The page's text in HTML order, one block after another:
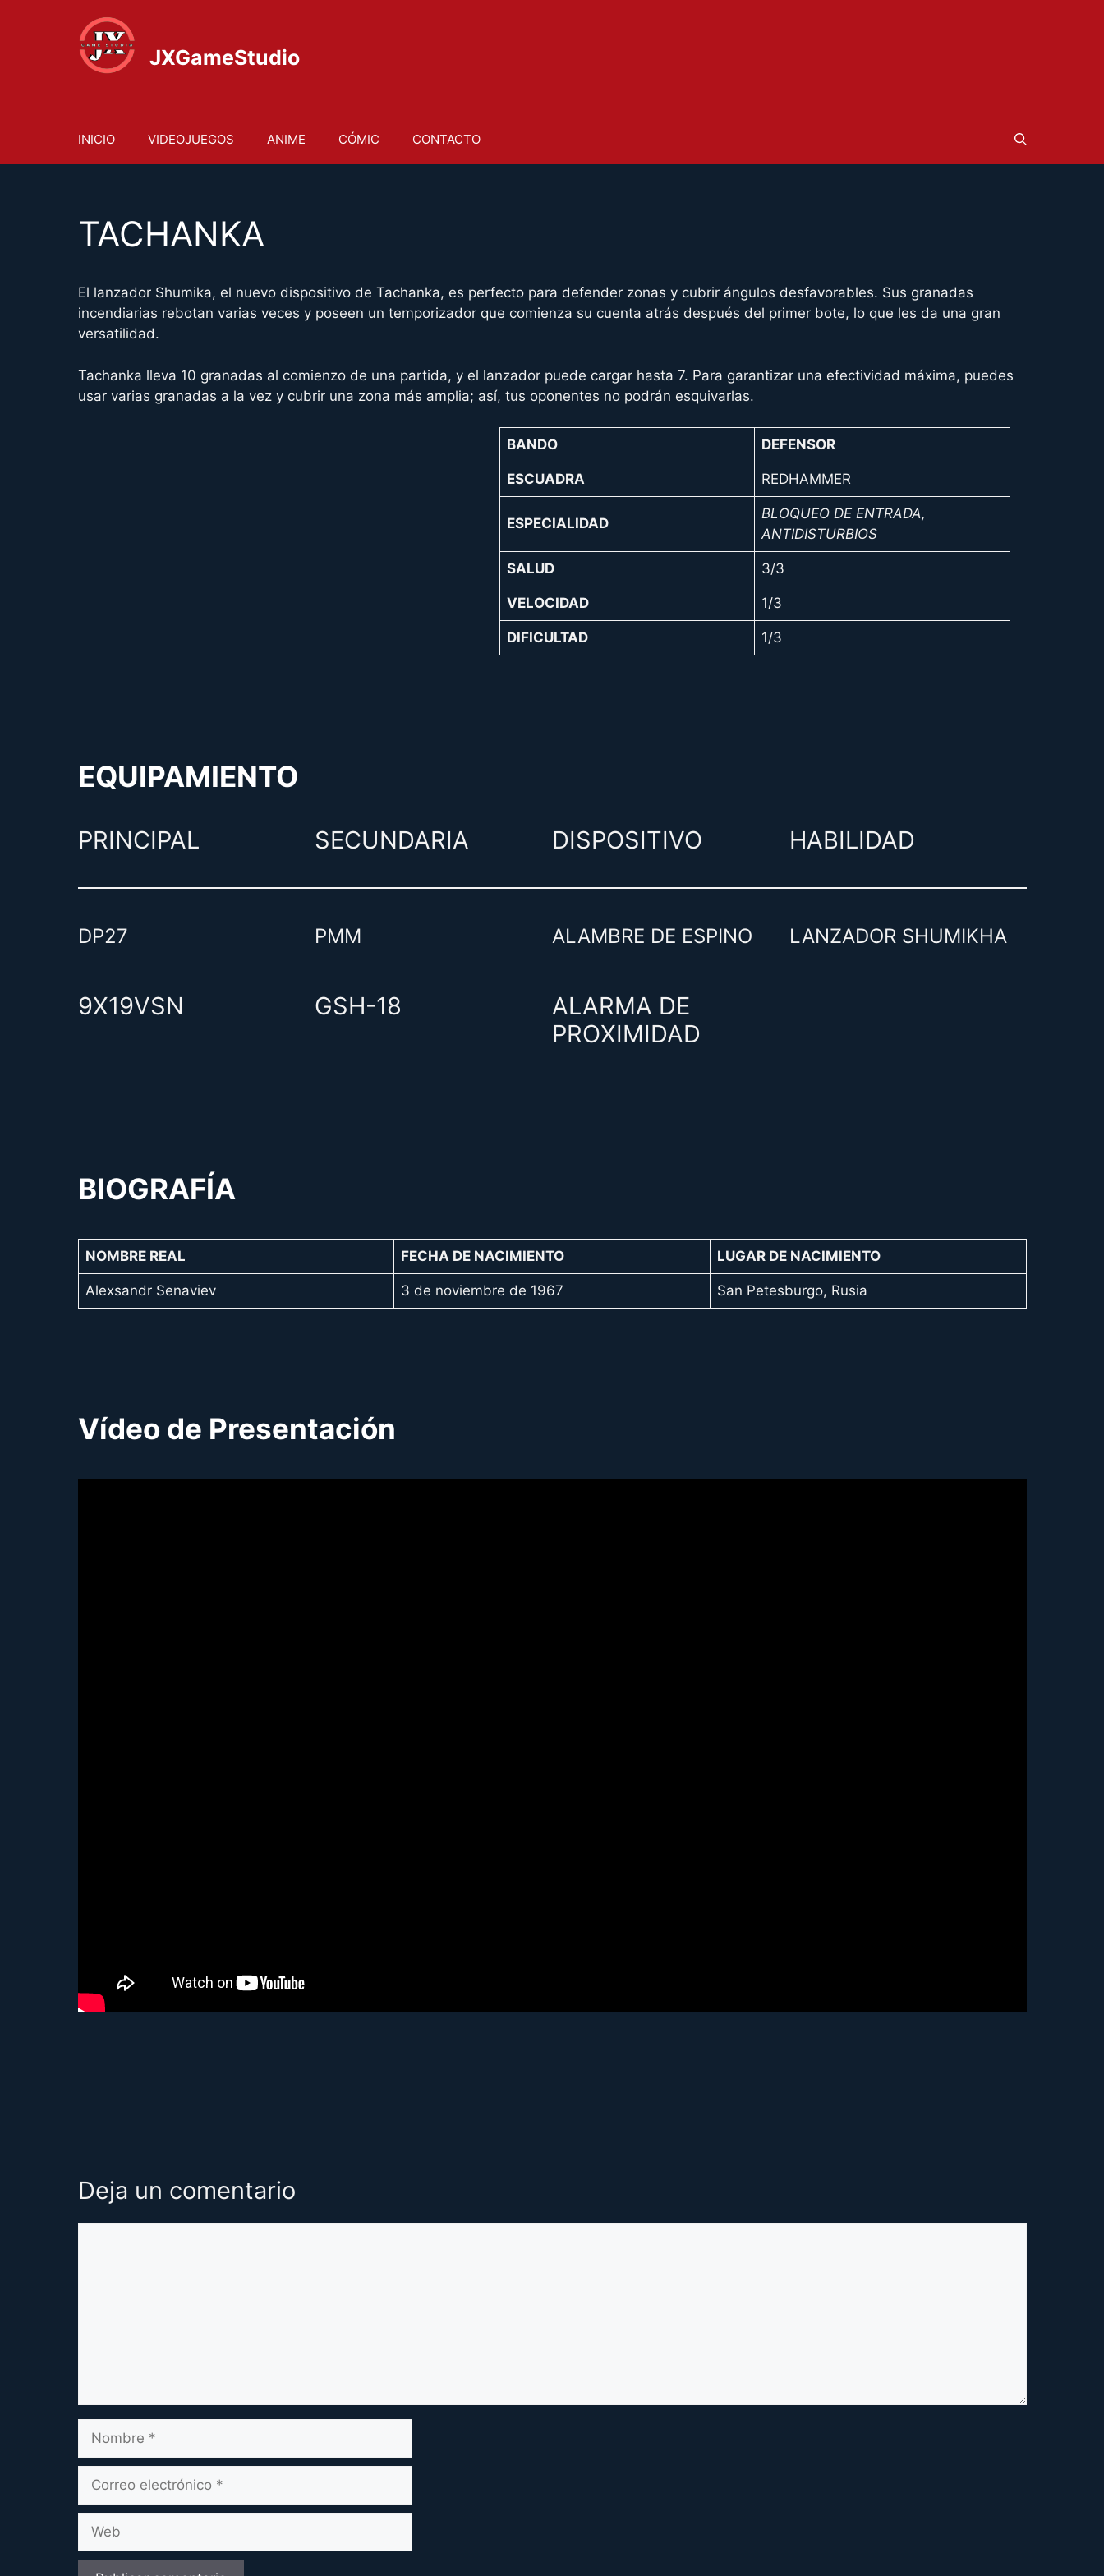
JXGameStudio
INICIO VIDEOJUEGOS ANIME CÓMIC CONTACTO
TACHANKA
El lanzador Shumika, el nuevo dispositivo de Tachanka, es perfecto para defender zonas y cubrir ángulos desfavorables. Sus granadas
incendiarias rebotan varias veces y poseen un temporizador que comienza su cuenta atrás después del primer bote, lo que les da una gran
versatilidad.
Tachanka lleva 10 granadas al comienzo de una partida, y el lanzador puede cargar hasta 7. Para garantizar una efectividad máxima, puedes
usar varias granadas a la vez y cubrir una zona más amplia; así, tus oponentes no podrán esquivarlas.
BANDO DEFENSOR
ESCUADRA REDHAMMER
ESPECIALIDAD
BLOQUEO DE ENTRADA,
ANTIDISTURBIOS
SALUD 3/3
VELOCIDAD 1/3
DIFICULTAD 1/3
EQUIPAMIENTO
PRINCIPAL
DP27
9X19VSN
SECUNDARIA
PMM
GSH-18
DISPOSITIVO
ALAMBRE DE ESPINO
ALARMA DE
PROXIMIDAD
HABILIDAD
LANZADOR SHUMIKHA
BIOGRAFÍA
NOMBRE REAL FECHA DE NACIMIENTO LUGAR DE NACIMIENTO
Alexsandr Senaviev 3 de noviembre de 1967 San Petesburgo, Rusia
Vídeo de Presentación
Deja un comentario
electrónico